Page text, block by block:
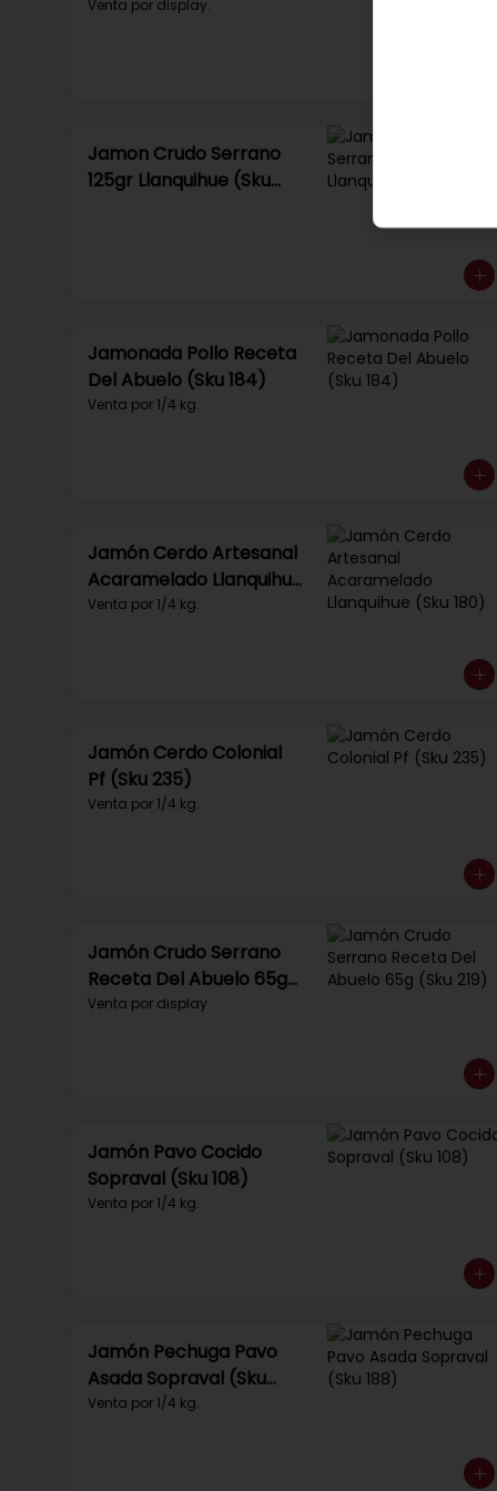
Venta por display.
Jamon Crudo Serrano
125gr Llanquihue (Sku
Jamonada Pollo Receta
Del Abuelo (Sku 184)
Venta por 1/4 kg.
Jamón Cerdo Artesanal
Acaramelado Llanquihue
(Sku 180)
Venta por 1/4 kg.
Jamón Cerdo Colonial
Pf (Sku 235)
Venta por 1/4 kg.
Jamón Crudo Serrano
Receta Del Abuelo 65g
(Sku 219)
Venta por display.
Jamón Pavo Cocido
Sopraval (Sku 108)
Venta por 1/4 kg.
Jamón Pechuga Pavo
Asada Sopraval (Sku
188)
Venta por 1/4 kg.